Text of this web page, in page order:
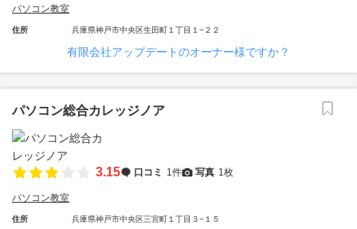
パソコン教室
住所 兵庫県神戸市中央区生田町１丁目１−２２
有限会社アップデートのオーナー様ですか？
パソコン総合カレッジノア
3.15 口コミ 1件 写真 1枚
パソコン教室
住所 兵庫県神戸市中央区三宮町１丁目３−１５